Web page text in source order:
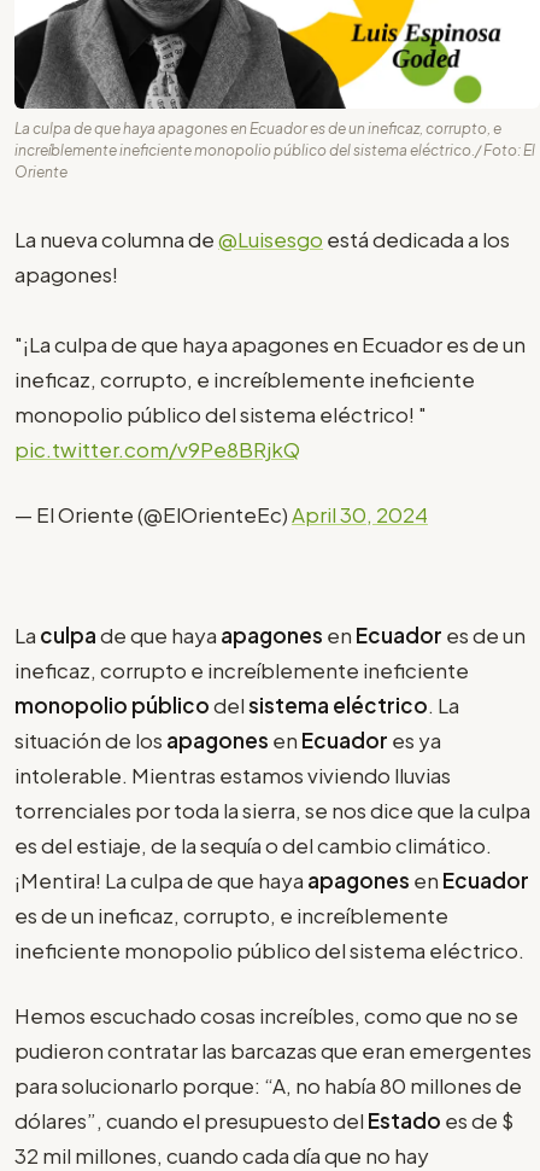
La culpa de que haya apagones en Ecuador es de un ineficaz, corrupto, e
increíblemente ineficiente monopolio público del sistema eléctrico./ Foto: El
Oriente
La nueva columna de@Luisesgo está dedicada a los
apagones!
"¡La culpa de que haya apagones en Ecuador es de un
ineficaz, corrupto, e increíblemente ineficiente
monopolio público del sistema eléctrico! "
pic.twitter.com/v9Pe8BRjkQ
— El Oriente (@ElOrienteEc)April 30, 2024
La culpade que haya apagones en Ecuador es de un
ineficaz, corrupto e increíblemente ineficiente
monopolio públicodelsistema eléctrico. La
situación de los apagones en Ecuador es ya
intolerable. Mientras estamos viviendo lluvias
torrenciales por toda la sierra, se nos dice que la culpa
es del estiaje, de la sequía o del cambio climático.
¡Mentira! La culpa de que haya apagones en Ecuador
es de un ineficaz, corrupto, e increíblemente
ineficiente monopolio público del sistema eléctrico.
Hemos escuchado cosas increíbles, como que no se
pudieron contratar las barcazas que eran emergentes
para solucionarlo porque: “A, no había 80 millones de
dólares”, cuando el presupuesto del Estado es de $
32 mil millones, cuando cada día que no hay